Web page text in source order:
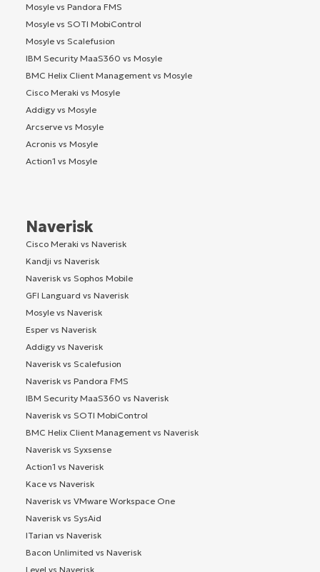
Mosyle vs Pandora FMS
Mosyle vs SOTI MobiControl
Mosyle vs Scalefusion
IBM Security MaaS360 vs Mosyle
BMC Helix Client Management vs Mosyle
Cisco Meraki vs Mosyle
Addigy vs Mosyle
Arcserve vs Mosyle
Acronis vs Mosyle
Action1 vs Mosyle
Naverisk
Cisco Meraki vs Naverisk
Kandji vs Naverisk
Naverisk vs Sophos Mobile
GFI Languard vs Naverisk
Mosyle vs Naverisk
Esper vs Naverisk
Addigy vs Naverisk
Naverisk vs Scalefusion
Naverisk vs Pandora FMS
IBM Security MaaS360 vs Naverisk
Naverisk vs SOTI MobiControl
BMC Helix Client Management vs Naverisk
Naverisk vs Syxsense
Action1 vs Naverisk
Kace vs Naverisk
Naverisk vs VMware Workspace One
Naverisk vs SysAid
ITarian vs Naverisk
Bacon Unlimited vs Naverisk
Level vs Naverisk